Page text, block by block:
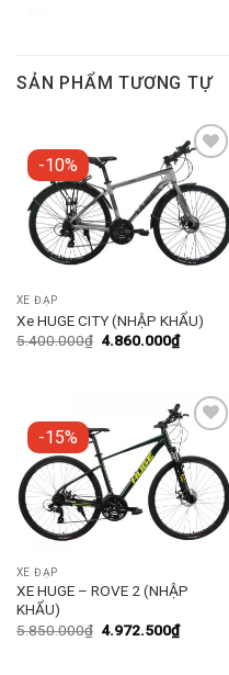
SẢN PHẨM TƯƠNG TỰ
-10%
Add to
wishlist
XE ĐẠP
Xe HUGE CITY (NHẬP KHẨU)
5.400.000₫ 4.860.000₫
-15%
Add to
wishlist
XE ĐẠP
XE HUGE – ROVE 2 (NHẬP
KHẨU)
5.850.000₫ 4.972.500₫